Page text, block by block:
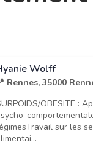
Wolff
Rennes, 35000
OBESITE :
sur les